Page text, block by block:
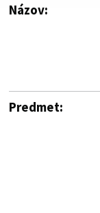
Názov:
Predmet: